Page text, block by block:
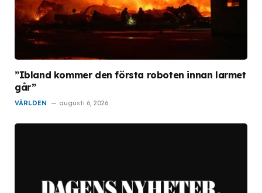
”Ibland kommer den första roboten innan larmet
går”
VÄRLDEN augusti 6, 2026